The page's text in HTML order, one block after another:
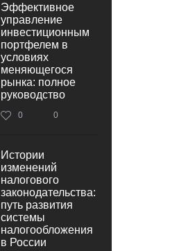
Эффективное
управление
инвестиционным
портфелем в
условиях
меняющегося
рынка: полное
руководство
0 0
Истории
изменений
налогового
законодательства:
путь развития
системы
налогообложения
в России